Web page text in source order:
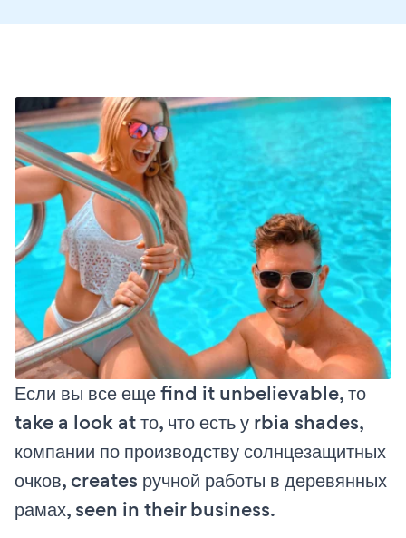
Если вы все еще find it unbelievable, то
take a look at то, что есть у rbia shades,
компании по производству солнцезащитных
очков, creates ручной работы в деревянных
рамах, seen in their business.